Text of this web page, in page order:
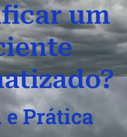
um
e Prática